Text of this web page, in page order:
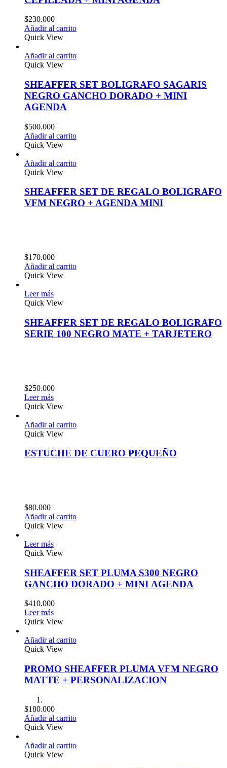
$230.000
Añadir al carrito
Quick View
Añadir al carrito
Quick View
SHEAFFER SET BOLIGRAFO SAGARIS
NEGRO GANCHO DORADO + MINI
AGENDA
$500.000
Añadir al carrito
Quick View
Añadir al carrito
Quick View
SHEAFFER SET DE REGALO BOLIGRAFO
VFM NEGRO + AGENDA MINI
$170.000
Añadir al carrito
Quick View
Leer más
Quick View
SHEAFFER SET DE REGALO BOLIGRAFO
SERIE 100 NEGRO MATE + TARJETERO
$250.000
Leer más
Quick View
Añadir al carrito
Quick View
ESTUCHE DE CUERO PEQUEÑO
$80.000
Añadir al carrito
Quick View
Leer más
Quick View
SHEAFFER SET PLUMA S300 NEGRO
GANCHO DORADO + MINI AGENDA
$410.000
Leer más
Quick View
Añadir al carrito
Quick View
PROMO SHEAFFER PLUMA VFM NEGRO
MATTE + PERSONALIZACION
$180.000
Añadir al carrito
Quick View
Añadir al carrito
Quick View